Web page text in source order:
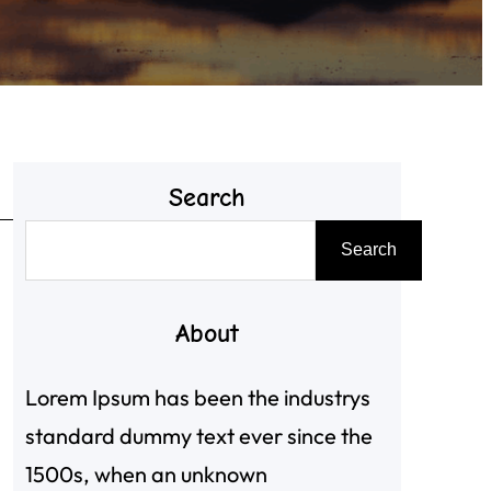
Search
尋
Search
About
Lorem Ipsum has been the industrys
standard dummy text ever since the
1500s, when an unknown